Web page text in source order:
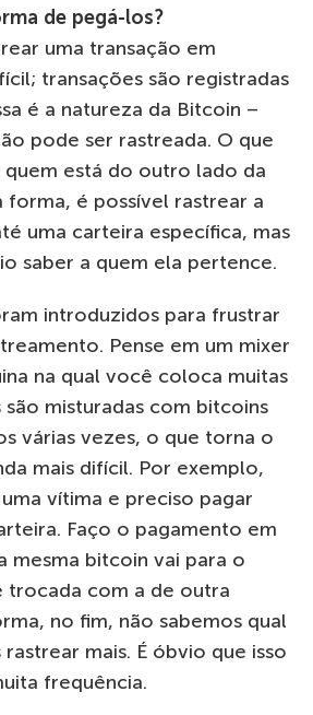
de pegá-los?
uma transação em
transações são registradas
é a natureza da Bitcoin –
pode ser rastreada. O que
está do outro lado da
forma, é possível rastrear a
uma carteira específica, mas
saber a quem ela pertence.
introduzidos para frustrar
Pense em um mixer
na qual você coloca muitas
são misturadas com bitcoins
várias vezes, o que torna o
mais difícil. Por exemplo,
vítima e preciso pagar
Faço o pagamento em
mesma bitcoin vai para o
trocada com a de outra
no fim, não sabemos qual
mais. É óbvio que isso
frequência.